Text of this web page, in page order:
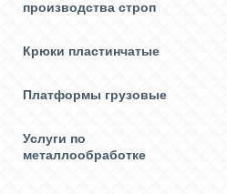
производства строп
Крюки пластинчатые
Платформы грузовые
Услуги по
металлообработке